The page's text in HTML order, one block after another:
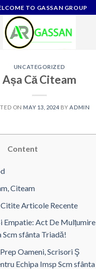
TO GASSAN GROUP
UNCATEGORIZED
Așa Că Citeam
ON MAY 13, 2024 BY ADMIN
Content
Citeam
Articole Recente
Empatie: Act De Mulțumire
sfânta Triadă!
Oameni, Scrisori Ş
Echipa Imsp Scm sfânta